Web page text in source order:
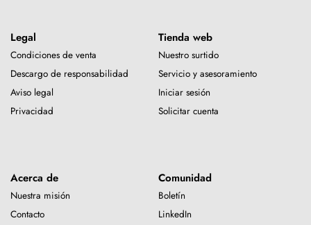
Legal
Condiciones de venta
Descargo de responsabilidad
Aviso legal
Privacidad
Tienda web
Nuestro surtido
Servicio y asesoramiento
Iniciar sesión
Solicitar cuenta
Acerca de
Nuestra misión
Contacto
Comunidad
Boletín
LinkedIn